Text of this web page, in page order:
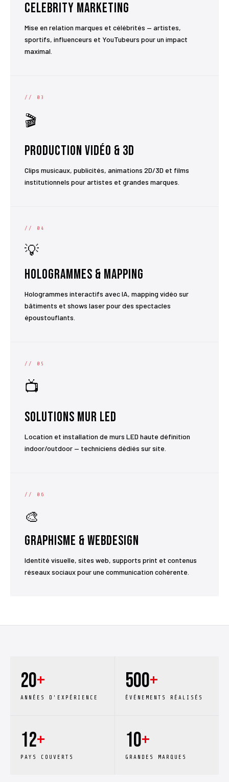
Celebrity Marketing
Mise en relation marques et célébrités — artistes,
sportifs, influenceurs et YouTubeurs pour un impact
maximal.
// 03
🎬
Production Vidéo & 3D
Clips musicaux, publicités, animations 2D/3D et films
institutionnels pour artistes et grandes marques.
// 04
💡
Hologrammes & Mapping
Hologrammes interactifs avec IA, mapping vidéo sur
bâtiments et shows laser pour des spectacles
époustouflants.
// 05
📺
Solutions Mur LED
Location et installation de murs LED haute définition
indoor/outdoor — techniciens dédiés sur site.
// 06
🎨
Graphisme & Webdesign
Identité visuelle, sites web, supports print et contenus
réseaux sociaux pour une communication cohérente.
20+
ANNÉES D'EXPÉRIENCE
500+
ÉVÉNEMENTS RÉALISÉS
12+
PAYS COUVERTS
10+
GRANDES MARQUES